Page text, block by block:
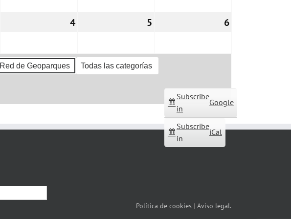
404/09/2026 5 606/09/2026
Red de Geoparques Todas las categorías
Subscribe
in
Google
Subscribe
in
iCal
Política de cookies | Aviso legal.